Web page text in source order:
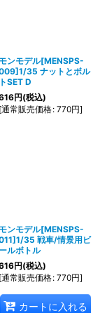
モンモデル[MENSPS-
35 ナットとボル
トSET D
円(税込)
[通常販売価格: 770円]
モンモデル[MENSPS-
35 戦車/情景用ビ
ールボトル
円(税込)
[通常販売価格: 770円]
カートに入れる